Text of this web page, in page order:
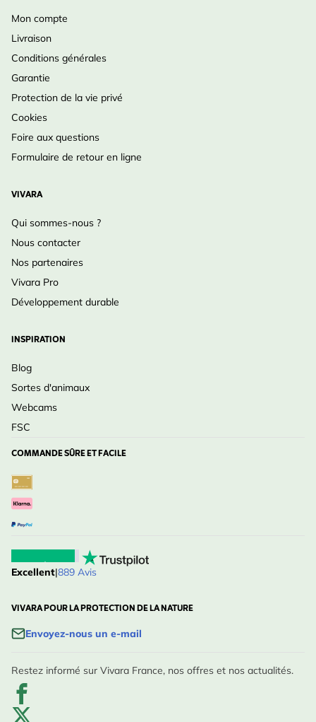
Mon compte
Livraison
Conditions générales
Garantie
Protection de la vie privé
Cookies
Foire aux questions
Formulaire de retour en ligne
VIVARA
Qui sommes-nous ?
Nous contacter
Nos partenaires
Vivara Pro
Développement durable
INSPIRATION
Blog
Sortes d'animaux
Webcams
FSC
COMMANDE SÛRE ET FACILE
Excellent|889 Avis
VIVARA POUR LA PROTECTION DE LA NATURE
Envoyez-nous un e-mail
Restez informé sur Vivara France, nos offres et nos actualités.